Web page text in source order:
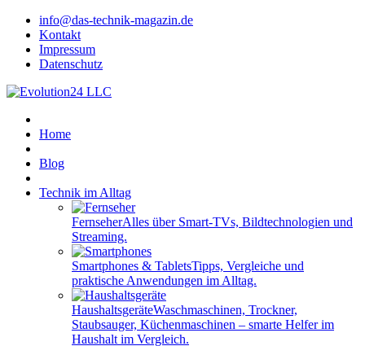
info@das-technik-magazin.de
Kontakt
Impressum
Datenschutz
Home
Blog
Technik im Alltag
FernseherAlles über Smart-TVs, Bildtechnologien und
Streaming.
Smartphones & TabletsTipps, Vergleiche und
praktische Anwendungen im Alltag.
HaushaltsgeräteWaschmaschinen, Trockner,
Staubsauger, Küchenmaschinen – smarte Helfer im
Haushalt im Vergleich.